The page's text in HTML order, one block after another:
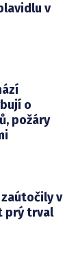
v
o
požáry
v
prý trval